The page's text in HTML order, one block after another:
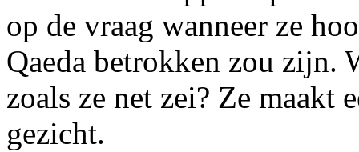
op de vraag wanneer ze
Qaeda betrokken zou zijn.
zoals ze net zei? Ze maakt
gezicht.